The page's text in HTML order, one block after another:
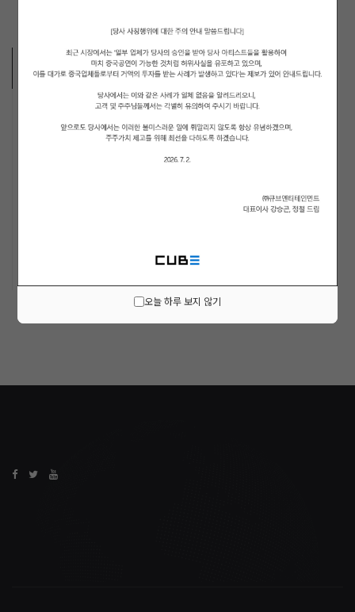
오늘 하루 보지 않기
ARTISTS VIDEO